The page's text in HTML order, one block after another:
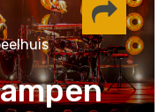
via